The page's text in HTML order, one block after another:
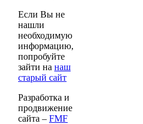
Если Вы не
нашли
необходимую
информацию,
попробуйте
зайти на наш
старый сайт
Разработка и
продвижение
сайта – FMF